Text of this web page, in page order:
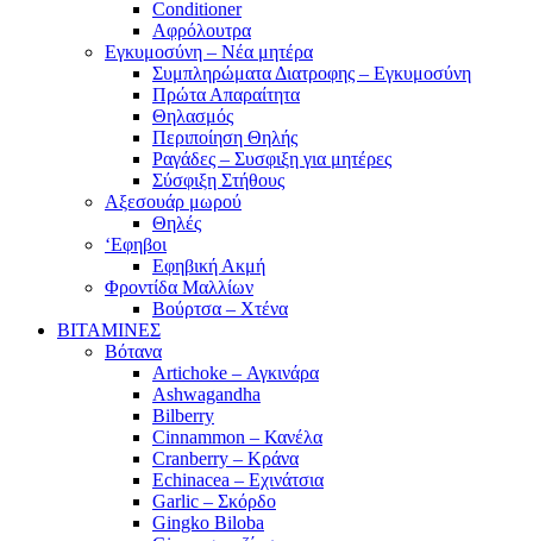
Conditioner
Αφρόλουτρα
Εγκυμοσύνη – Νέα μητέρα
Συμπληρώματα Διατροφης – Εγκυμοσύνη
Πρώτα Απαραίτητα
Θηλασμός
Περιποίηση Θηλής
Ραγάδες – Συσφιξη για μητέρες
Σύσφιξη Στήθους
Αξεσουάρ μωρού
Θηλές
‘Εφηβοι
Εφηβική Ακμή
Φροντίδα Μαλλίων
Βούρτσα – Χτένα
ΒΙΤΑΜΙΝΕΣ
Βότανα
Artichoke – Αγκινάρα
Ashwagandha
Bilberry
Cinnammon – Κανέλα
Cranberry – Κράνα
Echinacea – Εχινάτσια
Garlic – Σκόρδο
Gingko Biloba